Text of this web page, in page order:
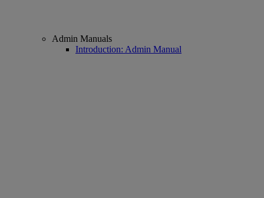
Admin Manuals
Introduction: Admin Manual